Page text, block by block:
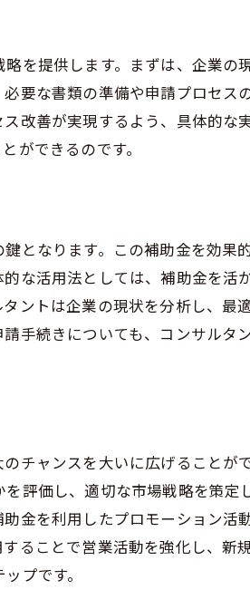
を提供します。まずは、企業の
要な書類の準備や申請プロセス
改善が実現するよう、具体的な
ができるのです。
となります。この補助金を効果
な活用法としては、補助金を活
ントは企業の現状を分析し、最
手続きについても、コンサルタ
チャンスを大いに広げることが
評価し、適切な市場戦略を策定
金を利用したプロモーション活
ることで営業活動を強化し、新
プです。